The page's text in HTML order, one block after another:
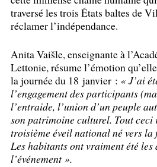
traversé les trois États baltes de
réclamer l’indépendance.
Anita Vaišle, enseignante à
Lettonie, résume l’émotion
la journée du 18 janvier : « J’ai
l’engagement des participants
l’entraide, l’union d’un peuple
son patrimoine culturel. Tout ceci
troisième éveil national né vers la
Les habitants ont vraiment été les
l’événement ».